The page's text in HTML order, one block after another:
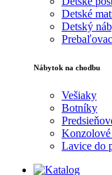
Detské
Detský
Nábytok na chodbu
Vešiaky
Botníky
Lavice do